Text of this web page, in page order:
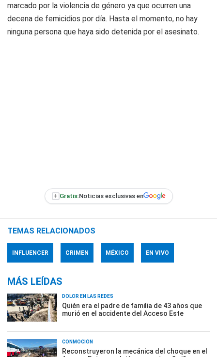
marcado por la violencia de género ya que ocurren una
decena de femicidios por día. Hasta el momento, no hay
ninguna persona que haya sido detenida por el asesinato.
+ Gratis:Noticias exclusivas en
TEMAS RELACIONADOS
INFLUENCER CRIMEN MÉXICO EN VIVO
MÁS LEÍDAS
DOLOR EN LAS REDES
Quién era el padre de familia de 43 años que
murió en el accidente del Acceso Este
CONMOCIÓN
Reconstruyeron la mecánica del choque en el